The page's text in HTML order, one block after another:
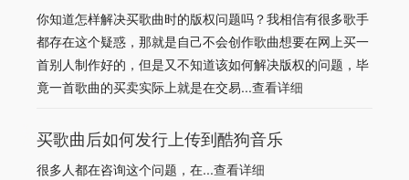
你知道怎样解决买歌曲时的版权问题吗？我相信有很多歌手
都存在这个疑惑，那就是自己不会创作歌曲想要在网上买一
首别人制作好的，但是又不知道该如何解决版权的问题，毕
竟一首歌曲的买卖实际上就是在交易...查看详细
买歌曲后如何发行上传到酷狗音乐
很多人都在咨询这个问题，在...查看详细